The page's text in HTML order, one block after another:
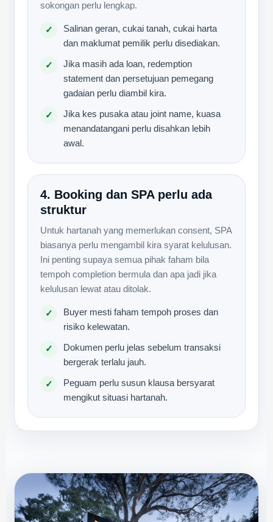
sokongan perlu lengkap.
✓
Salinan geran, cukai tanah, cukai harta
dan maklumat pemilik perlu disediakan.
✓
Jika masih ada loan, redemption
statement dan persetujuan pemegang
gadaian perlu diambil kira.
✓
Jika kes pusaka atau joint name, kuasa
menandatangani perlu disahkan lebih
awal.
4. Booking dan SPA perlu ada
struktur
Untuk hartanah yang memerlukan consent, SPA
biasanya perlu mengambil kira syarat kelulusan.
Ini penting supaya semua pihak faham bila
tempoh completion bermula dan apa jadi jika
kelulusan lewat atau ditolak.
✓
Buyer mesti faham tempoh proses dan
risiko kelewatan.
✓
Dokumen perlu jelas sebelum transaksi
bergerak terlalu jauh.
✓
Peguam perlu susun klausa bersyarat
mengikut situasi hartanah.